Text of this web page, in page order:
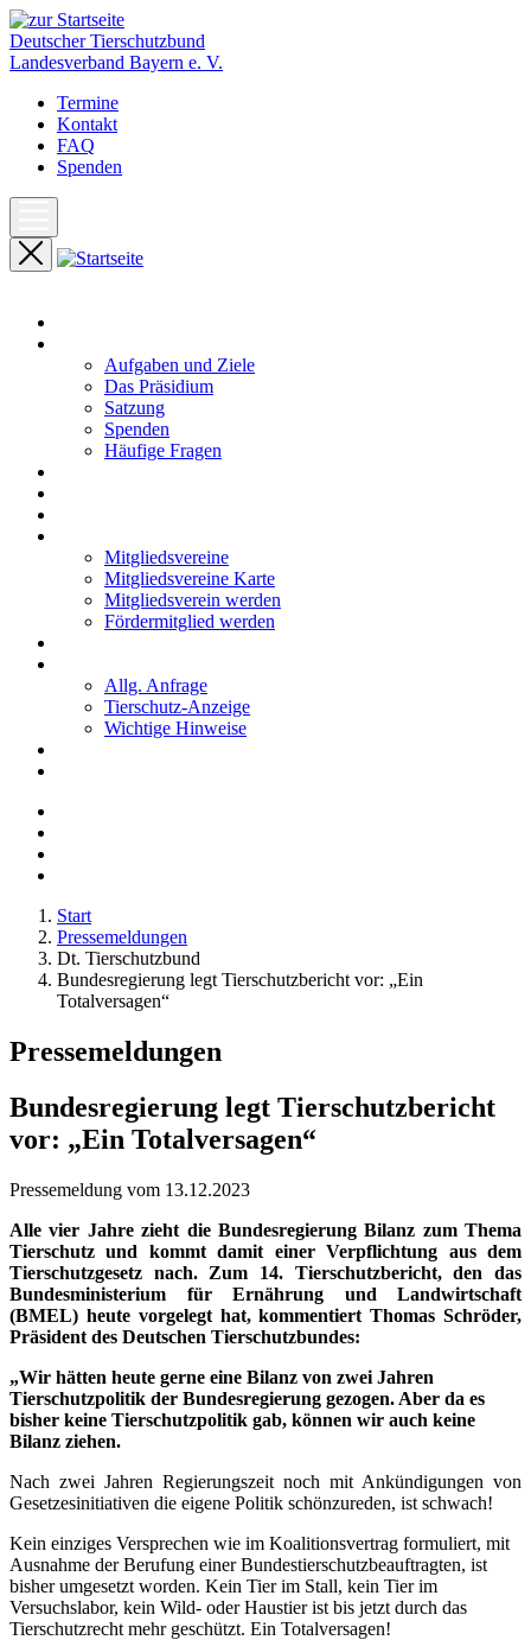
Deutscher Tierschutzbund
Landesverband Bayern e. V.
Termine
Kontakt
FAQ
Spenden
Aufgaben und Ziele
Das Präsidium
Satzung
Spenden
Häufige Fragen
Mitgliedsvereine
Mitgliedsvereine Karte
Mitgliedsverein werden
Fördermitglied werden
Allg. Anfrage
Tierschutz-Anzeige
Wichtige Hinweise
Start
Pressemeldungen
Dt. Tierschutzbund
Bundesregierung legt Tierschutzbericht vor: „Ein
Totalversagen“
Pressemeldungen
Bundesregierung legt Tierschutzbericht
vor: „Ein Totalversagen“
Pressemeldung vom 13.12.2023
Alle vier Jahre zieht die Bundesregierung Bilanz zum Thema
Tierschutz und kommt damit einer Verpflichtung aus dem
Tierschutzgesetz nach. Zum 14. Tierschutzbericht, den das
Bundesministerium für Ernährung und Landwirtschaft
(BMEL) heute vorgelegt hat, kommentiert Thomas Schröder,
Präsident des Deutschen Tierschutzbundes:
„Wir hätten heute gerne eine Bilanz von zwei Jahren
Tierschutzpolitik der Bundesregierung gezogen. Aber da es
bisher keine Tierschutzpolitik gab, können wir auch keine
Bilanz ziehen.
Nach zwei Jahren Regierungszeit noch mit Ankündigungen von
Gesetzesinitiativen die eigene Politik schönzureden, ist schwach!
Kein einziges Versprechen wie im Koalitionsvertrag formuliert, mit
Ausnahme der Berufung einer Bundestierschutzbeauftragten, ist
bisher umgesetzt worden. Kein Tier im Stall, kein Tier im
Versuchslabor, kein Wild- oder Haustier ist bis jetzt durch das
Tierschutzrecht mehr geschützt. Ein Totalversagen!